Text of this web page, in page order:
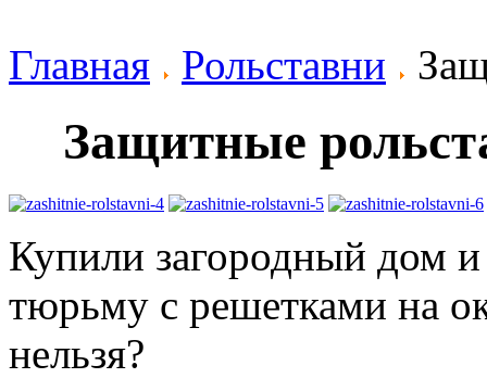
Главная Рольставни
Защитные
Купили загородный дом и
тюрьму с решетками на
нельзя?